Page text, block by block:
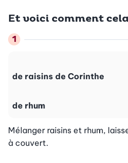
Et voici comment
de raisins de Corinthe
de rhum
Mélanger raisins et rhum,
à couvert.